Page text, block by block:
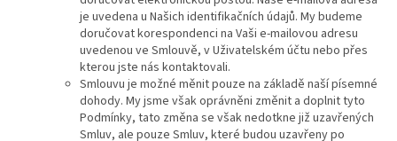
je uvedena u Našich identifikačních údajů. My budeme
doručovat korespondenci na Vaši e-mailovou adresu
uvedenou ve Smlouvě, v Uživatelském účtu nebo přes
kterou jste nás kontaktovali.
Smlouvu je možné měnit pouze na základě naší písemné
dohody. My jsme však oprávněni změnit a doplnit tyto
Podmínky, tato změna se však nedotkne již uzavřených
Smluv, ale pouze Smluv, které budou uzavřeny po